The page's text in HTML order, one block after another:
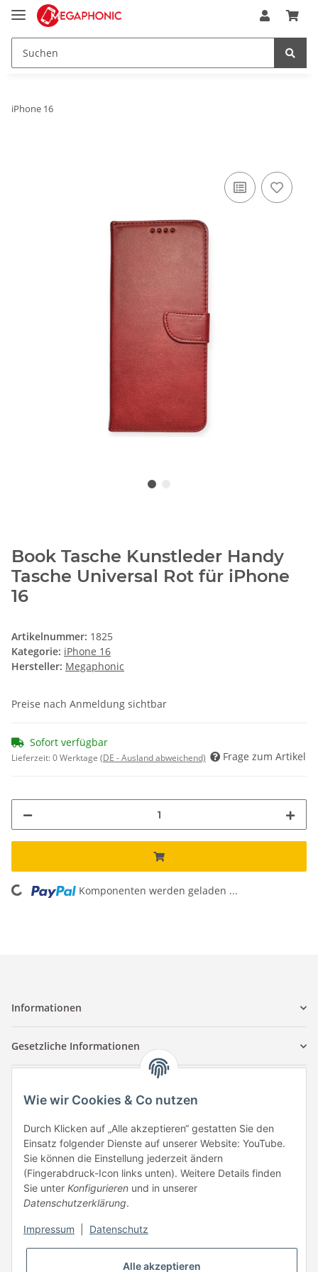
iPhone 16
Book Tasche Kunstleder Handy
Tasche Universal Rot für iPhone
16
Artikelnummer: 1825
Kategorie: iPhone 16
Hersteller: Megaphonic
Preise nach Anmeldung sichtbar
Sofort verfügbar
Lieferzeit:0 Werktage (DE - Ausland abweichend) Frage zum Artikel
Loading... Komponenten werden geladen ...
Informationen
Gesetzliche Informationen
Tuccar GmbH
Raum A-123
Anton-Kux-Str.2
41460 Neuss
E-Mail: info @ megaphonic.de
Kundenservice
Mo - Fr 10:00 - 18:00
Wie wir Cookies & Co nutzen
Durch Klicken auf „Alle akzeptieren“ gestatten Sie den
Einsatz folgender Dienste auf unserer Website: YouTube.
Sie können die Einstellung jederzeit ändern
(Fingerabdruck-Icon links unten). Weitere Details finden
Sie unter Konfigurieren und in unserer
Datenschutzerklärung.
Impressum Datenschutz
Alle akzeptieren